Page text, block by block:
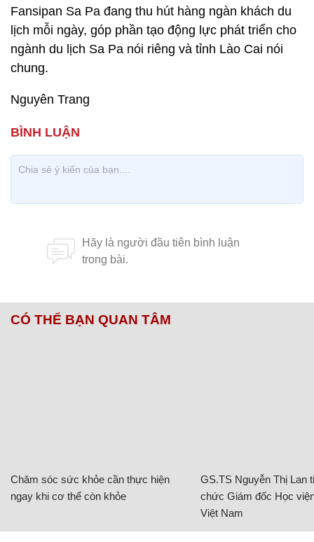
Fansipan Sa Pa đang thu hút hàng ngàn khách du
lịch mỗi ngày, góp phần tạo động lực phát triển cho
ngành du lịch Sa Pa nói riêng và tỉnh Lào Cai nói
chung.
Nguyên Trang
CÓ THỂ BẠN QUAN TÂM
Chăm sóc sức khỏe cần thực hiện
ngay khi cơ thể còn khỏe
GS.TS Nguyễn Thị Lan
chức Giám đốc Học
Việt Nam